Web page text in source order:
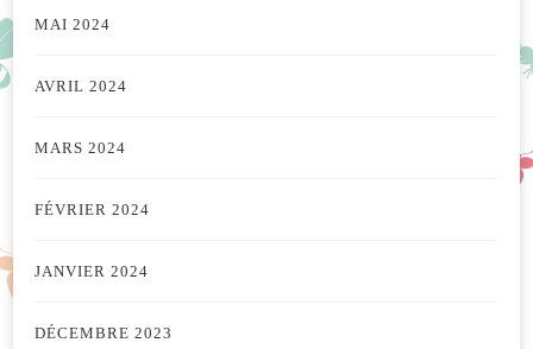
MAI 2024
AVRIL 2024
MARS 2024
FÉVRIER 2024
JANVIER 2024
DÉCEMBRE 2023